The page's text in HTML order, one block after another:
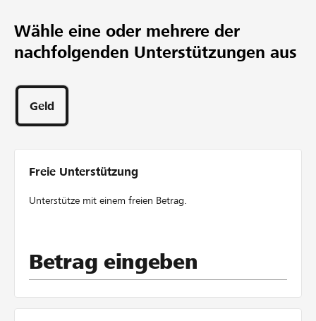
Wähle eine oder mehrere der
nachfolgenden Unterstützungen aus
Geld
Freie Unterstützung
Unterstütze mit einem freien Betrag.
Betrag eingeben